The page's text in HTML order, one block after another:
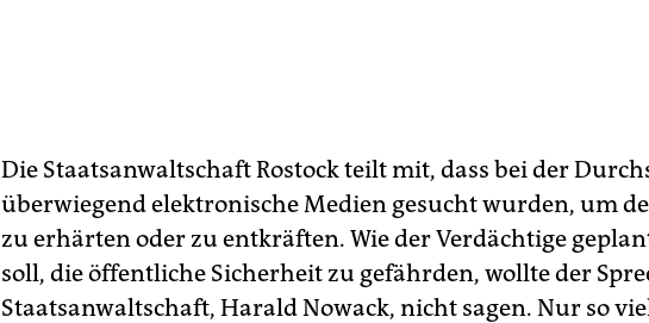
Die Staatsanwaltschaft Rostock teilt mit, dass bei der
überwiegend elektronische Medien gesucht wurden, um
zu erhärten oder zu entkräften. Wie der Verdächtige
soll, die öffentliche Sicherheit zu gefährden, wollte der
Staatsanwaltschaft, Harald Nowack, nicht sagen. Nur so